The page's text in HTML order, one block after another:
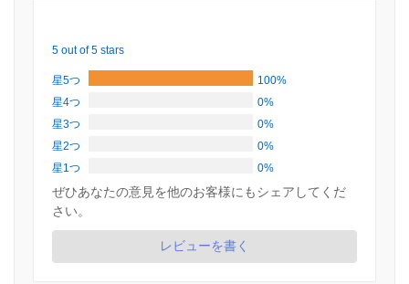
5 out of 5 stars
星5つ
100%
星4つ
0%
星3つ
0%
星2つ
0%
星1つ
0%
ぜひあなたの意見を他のお客様にもシェアしてくだ
さい。
レビューを書く